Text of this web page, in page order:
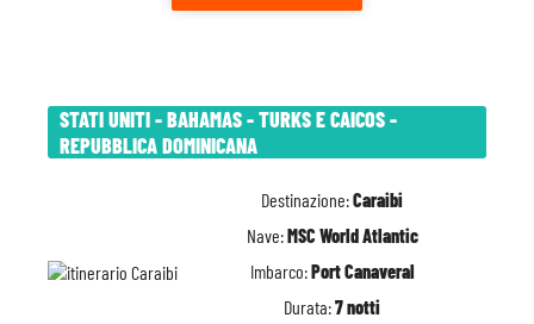
STATI UNITI - BAHAMAS - TURKS E CAICOS -
REPUBBLICA DOMINICANA
Destinazione:Caraibi
Nave:MSC World Atlantic
Imbarco:Port Canaveral
Durata:7 notti